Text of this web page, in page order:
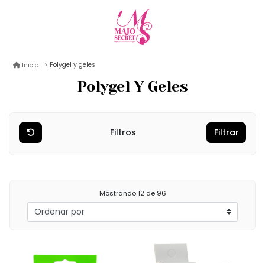
Inicio Polygel y geles
Polygel Y Geles
Filtros Filtrar
Mostrando12de 96